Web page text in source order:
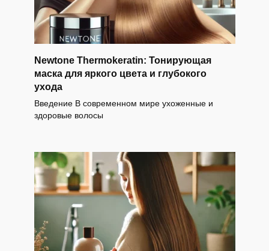
Newtone Thermokeratin: Тонирующая
маска для яркого цвета и глубокого
ухода
Введение В современном мире ухоженные и
здоровые волосы